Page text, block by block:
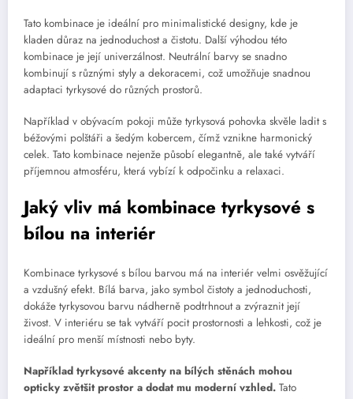
Tato kombinace je ideální pro minimalistické designy, kde je
kladen důraz na jednoduchost a čistotu. Další výhodou této
kombinace je její univerzálnost. Neutrální barvy se snadno
kombinují s různými styly a dekoracemi, což umožňuje snadnou
adaptaci tyrkysové do různých prostorů.
Například v obývacím pokoji může tyrkysová pohovka skvěle ladit s
béžovými polštáři a šedým kobercem, čímž vznikne harmonický
celek. Tato kombinace nejenže působí elegantně, ale také vytváří
příjemnou atmosféru, která vybízí k odpočinku a relaxaci.
Jaký vliv má kombinace tyrkysové s
bílou na interiér
Kombinace tyrkysové s bílou barvou má na interiér velmi osvěžující
a vzdušný efekt. Bílá barva, jako symbol čistoty a jednoduchosti,
dokáže tyrkysovou barvu nádherně podtrhnout a zvýraznit její
živost. V interiéru se tak vytváří pocit prostornosti a lehkosti, což je
ideální pro menší místnosti nebo byty.
Například tyrkysové akcenty na bílých stěnách mohou
opticky zvětšit prostor a dodat mu moderní vzhled. Tato